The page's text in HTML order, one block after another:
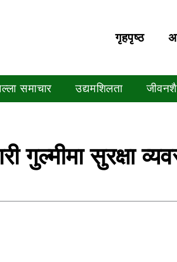
गृहपृष्‍ठ
समाचार उद्यमशिलता
गुल्मीमा सुरक्षा